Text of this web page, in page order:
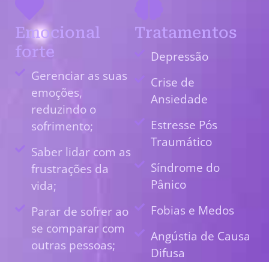
Emocional
forte
Gerenciar as suas
emoções,
reduzindo o
sofrimento;
Saber lidar com as
frustrações da
vida;
Parar de sofrer ao
se comparar com
outras pessoas;
Tratamentos
Depressão
Crise de
Ansiedade
Estresse Pós
Traumático
Síndrome do
Pânico
Fobias e Medos
Angústia de Causa
Difusa